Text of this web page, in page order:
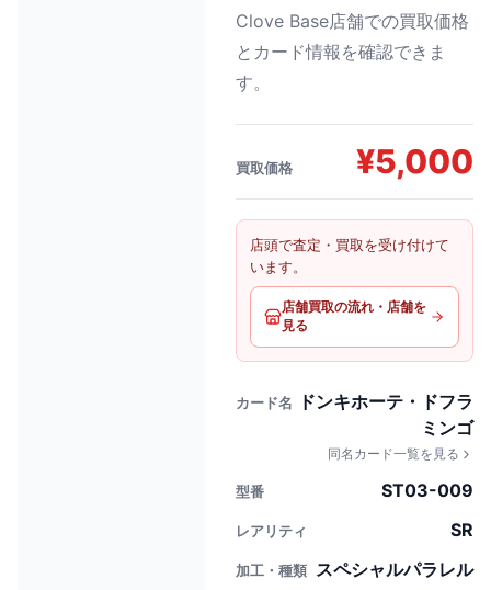
Clove Base店舗での買取価格
とカード情報を確認できま
す。
買取価格 ¥5,000
店頭で査定・買取を受け付けて
います。
店舗買取の流れ・店舗を
見る
カード名
ドンキホーテ・ドフラ
ミンゴ
同名カード一覧を見る
型番 ST03-009
レアリティ SR
加工・種類 スペシャルパラレル